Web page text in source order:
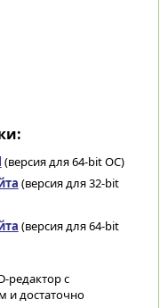
(версия для 64-bit ОС)
(версия для 32-bit
(версия для 64-bit
редактор с
и достаточно